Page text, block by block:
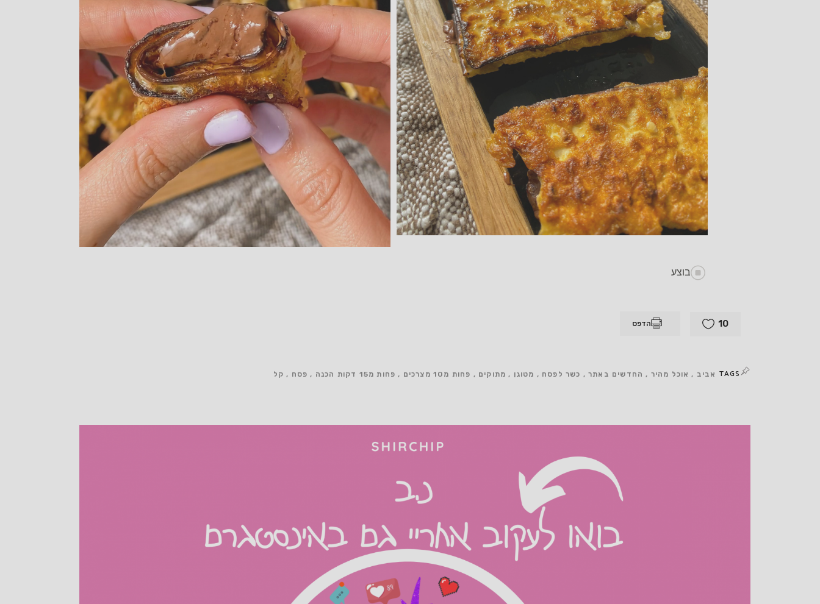
בוצע
10 הדפס
TAGS אביב אוכל מהיר החדשים באתר כשר לפסח מטוגן מתוקים פחות מ10 מצרכים פחות מ15 דקות הכנה פסח קל